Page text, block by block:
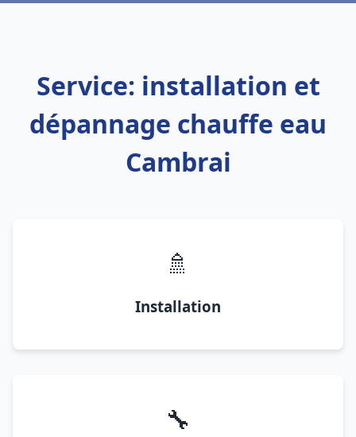
Service: installation et
dépannage chauffe eau
Cambrai
🚿
Installation
🔧